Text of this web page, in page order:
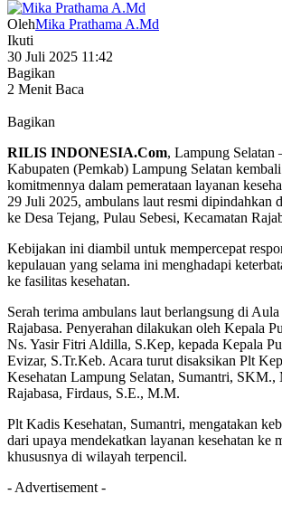
OlehMika Prathama A.Md
Ikuti
30 Juli 2025 11:42
Bagikan
2 Menit Baca
Bagikan
RILIS INDONESIA.Com, Lampung Selatan
Kabupaten (Pemkab) Lampung Selatan
komitmennya dalam pemerataan layanan
29 Juli 2025, ambulans laut resmi dipindahkan
ke Desa Tejang, Pulau Sebesi, Kecamatan
Kebijakan ini diambil untuk mempercepat
kepulauan yang selama ini menghadapi
ke fasilitas kesehatan.
Serah terima ambulans laut berlangsung di Aula
Rajabasa. Penyerahan dilakukan oleh Kepala
Ns. Yasir Fitri Aldilla, S.Kep, kepada Kepala
Evizar, S.Tr.Keb. Acara turut disaksikan Plt
Kesehatan Lampung Selatan, Sumantri, SKM.,
Rajabasa, Firdaus, S.E., M.M.
Plt Kadis Kesehatan, Sumantri, mengatakan
dari upaya mendekatkan layanan kesehatan ke
khususnya di wilayah terpencil.
- Advertisement -